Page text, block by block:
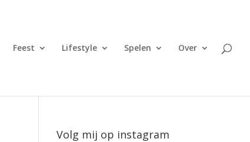
Feest Lifestyle Spelen Over
Volg mij op instagram